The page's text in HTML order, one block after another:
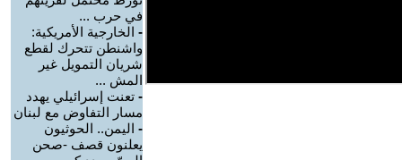
في حرب ...
- الخارجية الأمريكية:
واشنطن تتحرك لقطع
شريان التمويل غير
المش ...
- تعنت إسرائيلي يهدد
مسار التفاوض مع لبنان
- اليمن.. الحوثيون
يعلنون قصف -صحن